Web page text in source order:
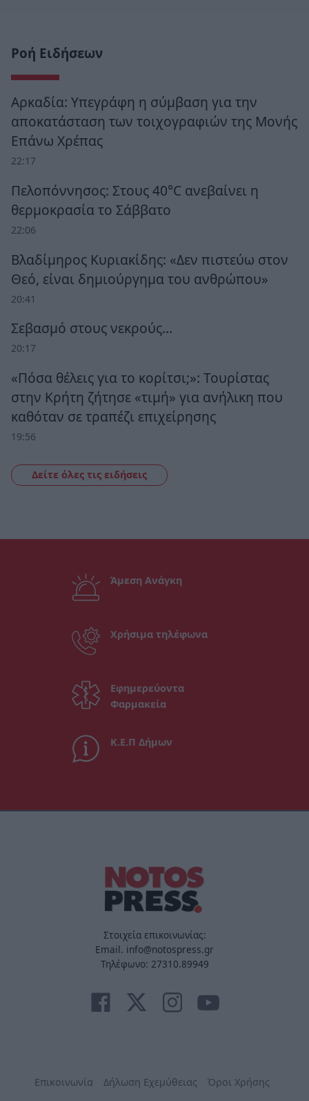
Ροή Ειδήσεων
Αρκαδία: Υπεγράφη η σύμβαση για την
αποκατάσταση των τοιχογραφιών της Μονής
Επάνω Χρέπας
22:17
Πελοπόννησος: Στους 40°C ανεβαίνει η
θερμοκρασία το Σάββατο
22:06
Βλαδίμηρος Κυριακίδης: «Δεν πιστεύω στον
Θεό, είναι δημιούργημα του ανθρώπου»
20:41
Σεβασμό στους νεκρούς…
20:17
«Πόσα θέλεις για το κορίτσι;»: Τουρίστας
στην Κρήτη ζήτησε «τιμή» για ανήλικη που
καθόταν σε τραπέζι επιχείρησης
19:56
Δείτε όλες τις ειδήσεις
Άμεση Ανάγκη
Χρήσιμα τηλέφωνα
Εφημερεύοντα
Φαρμακεία
Κ.Ε.Π Δήμων
Στοιχεία επικοινωνίας:
Email. info@notospress.gr
Τηλέφωνο: 27310.89949
Επικοινωνία Δήλωση Εχεμύθειας Όροι Χρήσης